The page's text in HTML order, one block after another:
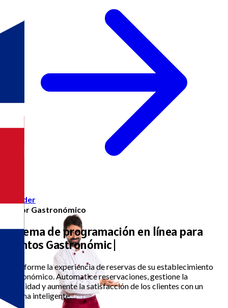
Acceder
Sector Gastronómico
Sistema de programación en línea para
Eventos Gastron|
Transforme la experiencia de reservas de su establecimiento
gastronómico. Automatice reservaciones, gestione la
capacidad y aumente la satisfacción de los clientes con un
sistema inteligente.